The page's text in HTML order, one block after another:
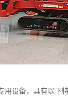
设备，具有以下特